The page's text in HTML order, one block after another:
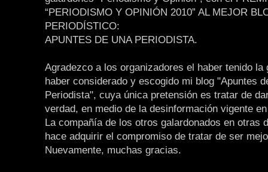
“PERIODISMO Y OPINIÓN 2010” AL MEJOR
PERIODÍSTICO:
APUNTES DE UNA PERIODISTA.
Agradezco a los organizadores el haber tenido la
haber considerado y escogido mi blog "Apuntes
Periodista", cuya única pretensión es tratar de
verdad, en medio de la desinformación vigente
La compañía de los otros galardonados en otras
hace adquirir el compromiso de tratar de ser
Nuevamente, muchas gracias.